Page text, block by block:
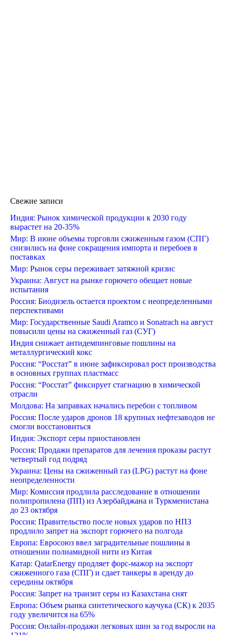
Свежие записи
Индия: Рынок химической продукции к 2030 году
вырастет на 20-35%
Мир: В июне объемы торговли сжиженным газом (СПГ)
снизились на фоне сокращения импорта и перебоев в
поставках
Мир: Рынок серы переживает затяжной кризис
Украина: Август на рынке горючего обещает новые
испытания
Россия: Биодизель остается проектом с неопределенными
перспективами
Мир: Государственные Saudi Aramco и Sonatrach на август
повысили цены на сжиженный газ (СУГ)
Индия снижает антидемпинговые пошлины на
металлургический кокс
Россия: “Росстат” в июне зафиксировал рост производства
в основных группах пластмасс
Россия: “Росстат” фиксирует стагнацию в химической
отрасли
Молдова: На заправках начались перебои с топливом
Россия: После ударов дронов 18 крупных нефтезаводов не
смогли восстановиться
Индия: Экспорт серы приостановлен
Россия: Продажи препаратов для лечения проказы растут
четвертый год подряд
Украина: Цены на сжиженный газ (LPG) растут на фоне
неопределенности
Мир: Комиссия продлила расследование в отношении
полипропилена (ПП) из Азербайджана и Туркменистана
до 23 октября
Россия: Правительство после новых ударов по НПЗ
продлило запрет на экспорт горючего на полгода
Европа: Евросоюз ввел заградительные пошлины в
отношении полиамидной нити из Китая
Катар: QatarEnergy продляет форс-мажор на экспорт
сжиженного газа (СПГ) и сдает танкеры в аренду до
середины октября
Россия: Запрет на транзит серы из Казахстана снят
Европа: Объем рынка синтетического каучука (СК) к 2035
году увеличится на 65%
Россия: Онлайн-продажи легковых шин за год выросли на